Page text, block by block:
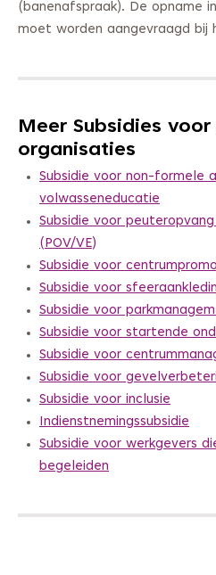
(banenafspraak). De opname
moet worden aangevraagd bij
Meer Subsidies
organisaties
Subsidie voor non-formele
volwasseneducatie
Subsidie voor
(POV/VE)
Subsidie voor
Subsidie voor
Subsidie voor
Subsidie voor startende
Subsidie voor
Subsidie voor
Subsidie voor inclusie
Indienstnemingssubsidie
Subsidie voor werkgevers
begeleiden